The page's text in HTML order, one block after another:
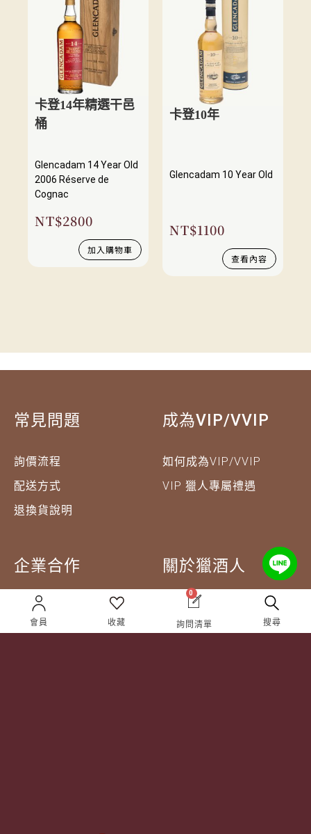
卡登14年精選干邑
桶
Glencadam 14 Year Old
2006 Réserve de
Cognac
NT$2800
加入購物車
卡登10年
Glencadam 10 Year Old
NT$1100
查看內容
常見問題
詢價流程
配送方式
退換貨說明
成為VIP/VVIP
如何成為VIP/VVIP
VIP 獵人專屬禮遇
企業合作
企業合作
成為合作夥伴 ＆ 大宗採
關於獵酒人
人才招募
隱私權條款
會員 收藏
0
詢問清單 搜尋